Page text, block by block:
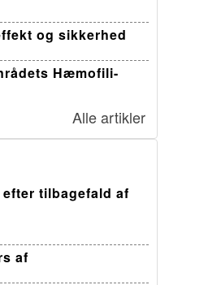
og sikkerhed
Hæmofili-
Alle artikler
tilbagefald af
af